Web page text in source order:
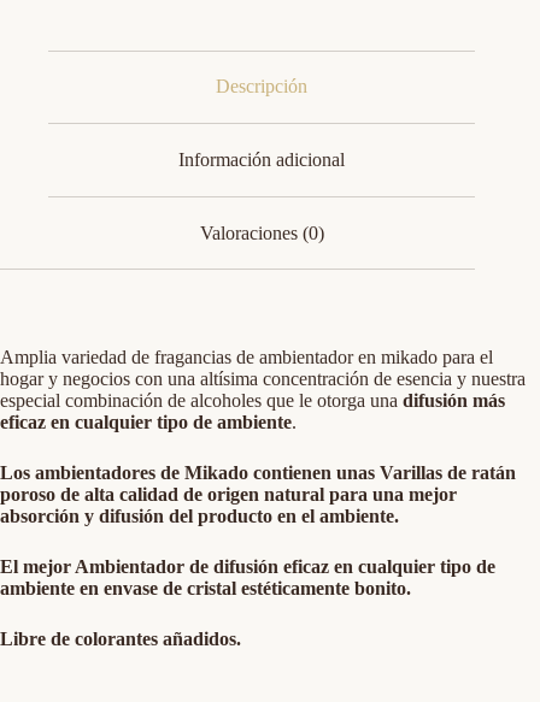
Descripción
Información adicional
Valoraciones (0)
Amplia variedad de fragancias de ambientador en mikado para el
hogar y negocios con una altísima concentración de esencia y nuestra
especial combinación de alcoholes que le otorga una difusión más
eficaz en cualquier tipo de ambiente.
Los ambientadores de Mikado contienen unas Varillas de ratán
poroso de alta calidad de origen natural para una mejor
absorción y difusión del producto en el ambiente.
El mejor Ambientador de difusión eficaz en cualquier tipo de
ambiente en envase de cristal estéticamente bonito.
Libre de colorantes añadidos.